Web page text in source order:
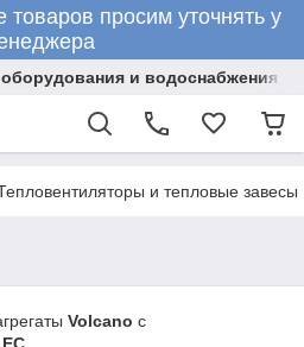
товаров просим уточнять у
и водоснабжения
и тепловые завесы
Volcano с